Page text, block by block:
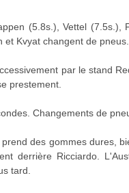
(5.8s.), Vettel
et Kvyat changent de pneus.
par le stand
prestement.
Changements de
des gommes dures,
derrière Ricciardo.
tard.